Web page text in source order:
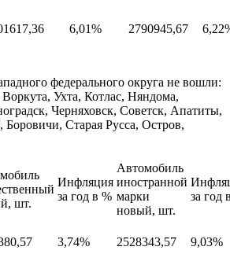
6,01% 2790945,67
федерального округа не вошли:
Ухта, Котлас, Няндома,
Черняховск, Советск, Апатиты,
Старая Русса, Остров,
шт.
Инфляция
за год в %
Автомобиль
иностранной
марки
новый, шт.
за год
3,74% 2528343,57 9,03%